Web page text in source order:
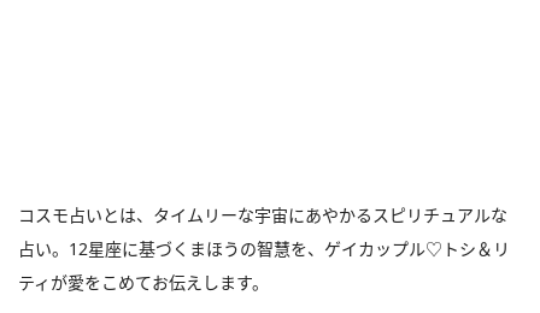
コスモ占いとは、タイムリーな宇宙にあやかるスピリチュアルな
占い。12星座に基づくまほうの智慧を、ゲイカップル♡トシ＆リ
ティが愛をこめてお伝えします。